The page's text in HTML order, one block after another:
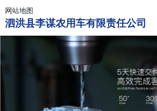
网站地图
泗洪县李谋农用车有限责任公司